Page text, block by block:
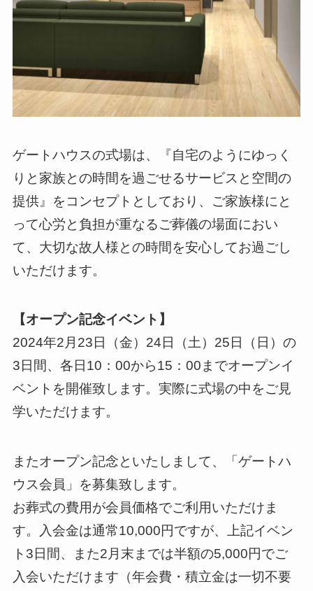
ゲートハウスの式場は、『自宅のようにゆっく
りと家族との時間を過ごせるサービスと空間の
提供』をコンセプトとしており、ご家族様にと
って心労と負担が重なるご葬儀の場面におい
て、大切な故人様との時間を安心してお過ごし
いただけます。
【オープン記念イベント】
2024年2月23日（金）24日（土）25日（日）の
3日間、各日10：00から15：00までオープンイ
ベントを開催致します。実際に式場の中をご見
学いただけます。
またオープン記念といたしまして、「ゲートハ
ウス会員」を募集致します。
お葬式の費用が会員価格でご利用いただけま
す。入会金は通常10,000円ですが、上記イベン
ト3日間、また2月末までは半額の5,000円でご
入会いただけます（年会費・積立金は一切不要